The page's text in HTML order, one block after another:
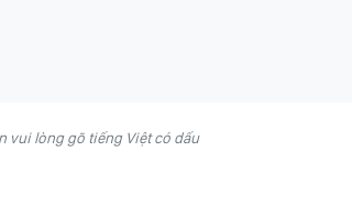
vui lòng gõ tiếng Việt có dấu